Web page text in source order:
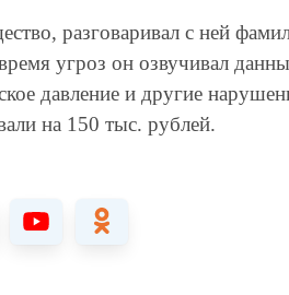
разговаривал с ней
угроз он озвучивал
давление и другие
на 150 тыс. рублей.